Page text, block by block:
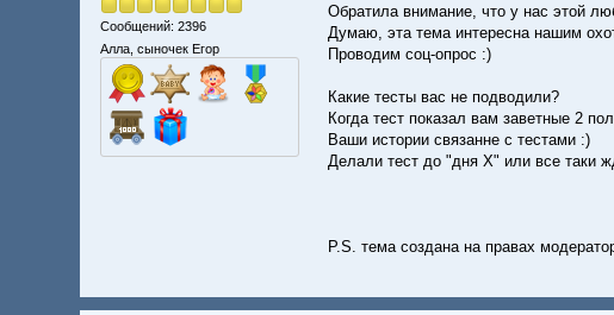
Сообщений: 2396
Алла, сыночек Егор
Обратила внимание, что у нас этой
Думаю, эта тема интересна нашим
Проводим соц-опрос :)
Какие тесты вас не подводили?
Когда тест показал вам заветные 2
Ваши истории связанне с тестами :)
Делали тест до "дня Х" или все таки
P.S. тема создана на правах